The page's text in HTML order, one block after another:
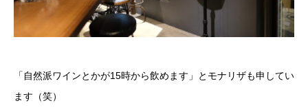
「自然派ワインとかが15時から飲めます」とモナリザも申してい
ます（笑）